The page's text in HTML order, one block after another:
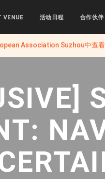
Association Suzhou中查
VENUE 活动日程 合作伙伴